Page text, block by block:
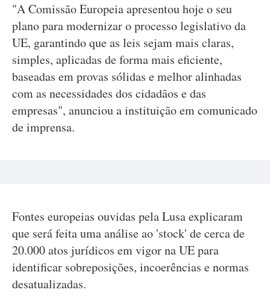
"A Comissão Europeia apresentou hoje o seu
plano para modernizar o processo legislativo da
UE, garantindo que as leis sejam mais claras,
simples, aplicadas de forma mais eficiente,
baseadas em provas sólidas e melhor alinhadas
com as necessidades dos cidadãos e das
empresas", anunciou a instituição em comunicado
de imprensa.
Fontes europeias ouvidas pela Lusa explicaram
que será feita uma análise ao 'stock' de cerca de
20.000 atos jurídicos em vigor na UE para
identificar sobreposições, incoerências e normas
desatualizadas.